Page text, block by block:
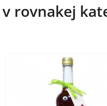
rovnakej